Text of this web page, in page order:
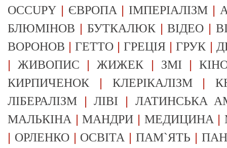
OCCUPY | ЄВРОПА | ІМПЕРІАЛІЗМ |
БЛЮМІНОВ | БУТКАЛЮК|ВІДЕО |
ВОРОНОВ |ГЕТТО |ГРЕЦІЯ |ГРУК |
|ЖИВОПИС |ЖИЖЕК | ЗМІ |
КИРПИЧЕНОК | КЛЕРІКАЛІЗМ|
ЛІБЕРАЛІЗМ |ЛІВІ | ЛАТИНСЬКА
МАЛЬКІНА |МАНДРИ | МЕДИЦИНА |
| ОРЛЕНКО| ОСВІТА |ПАМ`ЯТЬ |